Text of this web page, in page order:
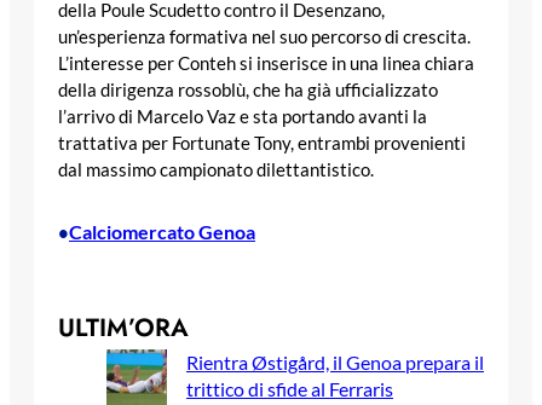
della Poule Scudetto contro il Desenzano,
un’esperienza formativa nel suo percorso di crescita.
L’interesse per Conteh si inserisce in una linea chiara
della dirigenza rossoblù, che ha già ufficializzato
l’arrivo di Marcelo Vaz e sta portando avanti la
trattativa per Fortunate Tony, entrambi provenienti
dal massimo campionato dilettantistico.
•Calciomercato Genoa
ULTIM’ORA
Rientra Østigård, il Genoa prepara il
trittico di sfide al Ferraris